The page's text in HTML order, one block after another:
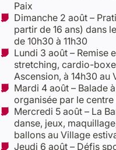
Paix
Dimanche 2 août –
partir de 16 ans) dans
de 10h30 à 11h30
Lundi 3 août – Remise
stretching, cardio-
Ascension, à 14h30 au
Mardi 4 août – Balade
organisée par le centre
Mercredi 5 août – La
danse, jeux,
ballons au Village
Jeudi 6 août – Défis